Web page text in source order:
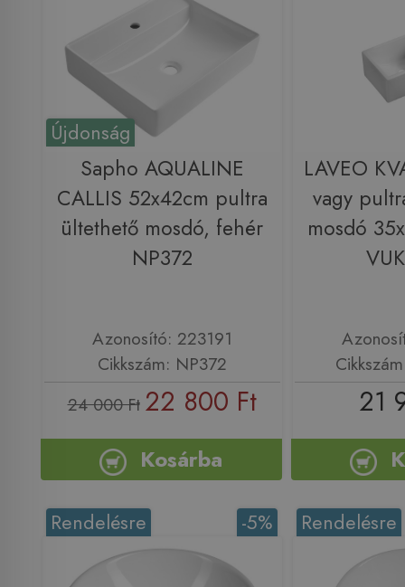
Újdonság
Sapho AQUALINE
CALLIS 52x42cm pultra
ültethető mosdó, fehér
NP372
Azonosító: 223191
Cikkszám: NP372
24 000 Ft 22 800 Ft
Kosárba
LAVEO
vagy
mosdó
21
-5%
Rendelésre Rendelésre